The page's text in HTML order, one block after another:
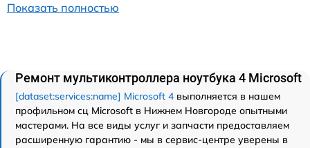
Показать полностью
Ремонт мультиконтроллера ноутбука 4 Microsoft
[dataset:services:name] Microsoft 4 выполняется в нашем
профильном сц Microsoft в Нижнем Новгороде опытными
мастерами. На все виды услуг и запчасти предоставляем
расширенную гарантию - мы в сервис-центре уверены в